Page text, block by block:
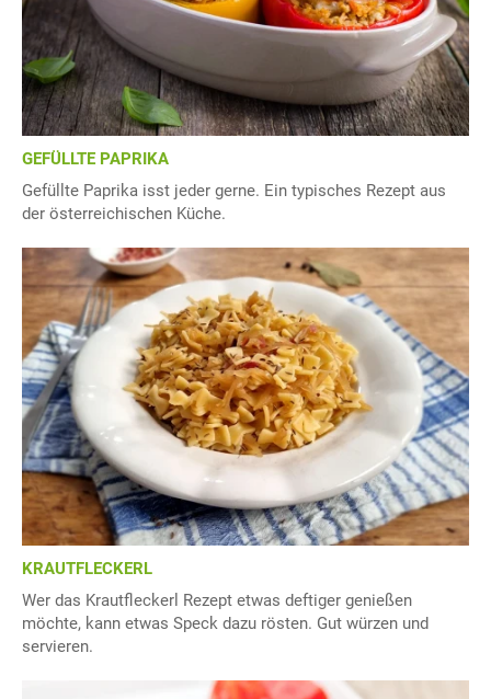
GEFÜLLTE PAPRIKA
Gefüllte Paprika isst jeder gerne. Ein typisches Rezept aus
der österreichischen Küche.
KRAUTFLECKERL
Wer das Krautfleckerl Rezept etwas deftiger genießen
möchte, kann etwas Speck dazu rösten. Gut würzen und
servieren.